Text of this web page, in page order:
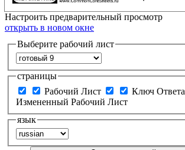
Настроить предварительный просмотр
открыть в новом окне
Выберите рабочий лист
страницы
Рабочий Лист
Ключ Ответа
Измененный Рабочий Лист
язык